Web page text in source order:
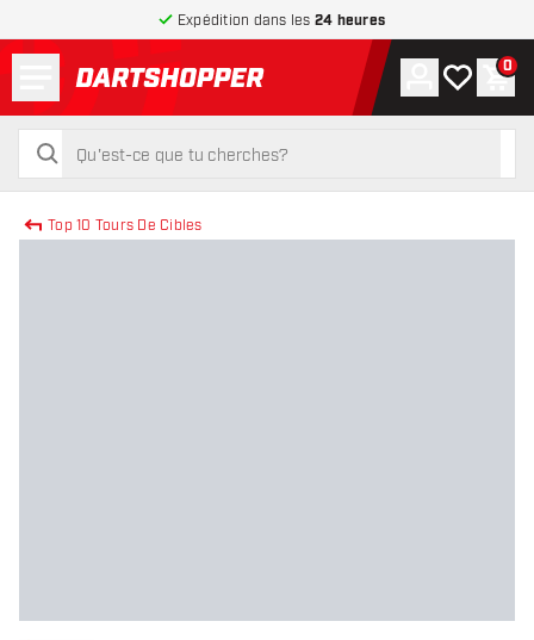
Expédition dans les 24 heures
retour à la page d’accueil
rechercher
rechercher
Compte
Ma liste0
Top 10 Tours De Cibles